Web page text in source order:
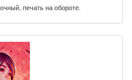
печать на обороте.